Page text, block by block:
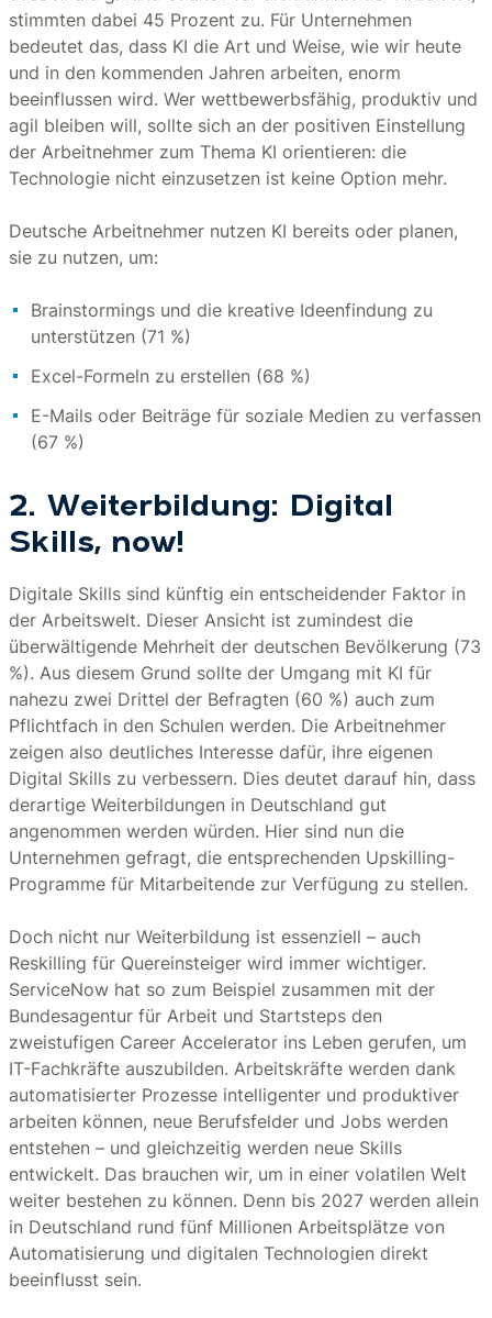
stimmten dabei 45 Prozent zu. Für Unternehmen
bedeutet das, dass KI die Art und Weise, wie wir heute
und in den kommenden Jahren arbeiten, enorm
beeinflussen wird. Wer wettbewerbsfähig, produktiv und
agil bleiben will, sollte sich an der positiven Einstellung
der Arbeitnehmer zum Thema KI orientieren: die
Technologie nicht einzusetzen ist keine Option mehr.
Deutsche Arbeitnehmer nutzen KI bereits oder planen,
sie zu nutzen, um:
Brainstormings und die kreative Ideenfindung zu
unterstützen (71 %)
Excel-Formeln zu erstellen (68 %)
E-Mails oder Beiträge für soziale Medien zu verfassen
(67 %)
2. Weiterbildung: Digital
Skills, now!
Digitale Skills sind künftig ein entscheidender Faktor in
der Arbeitswelt. Dieser Ansicht ist zumindest die
überwältigende Mehrheit der deutschen Bevölkerung (73
%). Aus diesem Grund sollte der Umgang mit KI für
nahezu zwei Drittel der Befragten (60 %) auch zum
Pflichtfach in den Schulen werden. Die Arbeitnehmer
zeigen also deutliches Interesse dafür, ihre eigenen
Digital Skills zu verbessern. Dies deutet darauf hin, dass
derartige Weiterbildungen in Deutschland gut
angenommen werden würden. Hier sind nun die
Unternehmen gefragt, die entsprechenden Upskilling-
Programme für Mitarbeitende zur Verfügung zu stellen.
Doch nicht nur Weiterbildung ist essenziell – auch
Reskilling für Quereinsteiger wird immer wichtiger.
ServiceNow hat so zum Beispiel zusammen mit der
Bundesagentur für Arbeit und Startsteps den
zweistufigen Career Accelerator ins Leben gerufen, um
IT-Fachkräfte auszubilden. Arbeitskräfte werden dank
automatisierter Prozesse intelligenter und produktiver
arbeiten können, neue Berufsfelder und Jobs werden
entstehen – und gleichzeitig werden neue Skills
entwickelt. Das brauchen wir, um in einer volatilen Welt
weiter bestehen zu können. Denn bis 2027 werden allein
in Deutschland rund fünf Millionen Arbeitsplätze von
Automatisierung und digitalen Technologien direkt
beeinflusst sein.